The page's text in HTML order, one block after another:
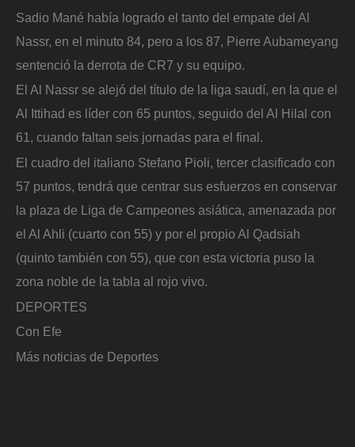
Sadio Mané había logrado el tanto del empate del Al
Nassr, en el minuto 84, pero a los 87, Pierre Aubameyang
sentenció la derrota de CR7 y su equipo.
El Al Nassr se alejó del título de la liga saudí, en la que el
Al Ittihad es líder con 65 puntos, seguido del Al Hilal con
61, cuando faltan seis jornadas para el final.
El cuadro del italiano Stefano Pioli, tercer clasificado con
57 puntos, tendrá que centrar sus esfuerzos en conservar
la plaza de Liga de Campeones asiática, amenazada por
el Al Ahli (cuarto con 55) y por el propio Al Qadsiah
(quinto también con 55), que con esta victoria puso la
zona noble de la tabla al rojo vivo.
DEPORTES
Con Efe
Más noticias de Deportes